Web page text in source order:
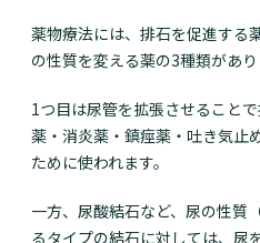
薬物療法には、排石を促進する
の性質を変える薬の3種類があり
1つ目は尿管を拡張させること
薬・消炎薬・鎮痙薬・吐き気止
ために使われます。
一方、尿酸結石など、尿の性質
るタイプの結石に対しては、尿